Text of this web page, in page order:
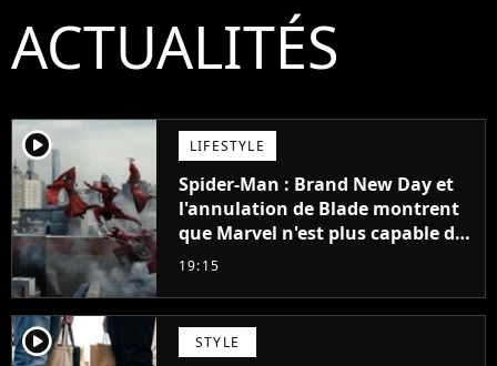
ACTUALITÉS
player2 LIFESTYLE
Spider-Man : Brand New Day et
l'annulation de Blade montrent
que Marvel n'est plus capable de
faire quoi que ce soit de simple
19:15
player2 STYLE